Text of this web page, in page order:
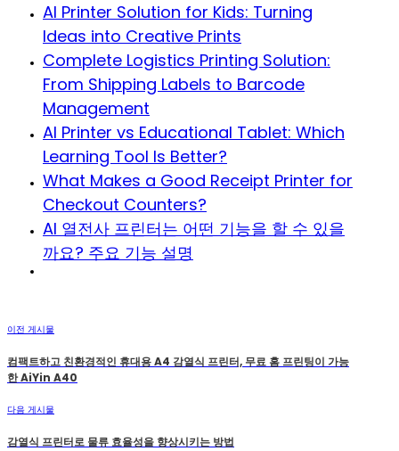
AI Printer Solution for Kids: Turning
Ideas into Creative Prints
Complete Logistics Printing Solution:
From Shipping Labels to Barcode
Management
AI Printer vs Educational Tablet: Which
Learning Tool Is Better?
What Makes a Good Receipt Printer for
Checkout Counters?
AI 열전사 프린터는 어떤 기능을 할 수 있을
까요? 주요 기능 설명
이전 게시물
컴팩트하고 친환경적인 휴대용 A4 감열식 프린터, 무료 홈 프린팅이 가능
한 AiYin A40
다음 게시물
감열식 프린터로 물류 효율성을 향상시키는 방법